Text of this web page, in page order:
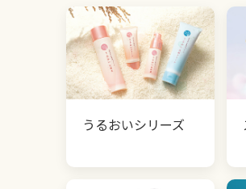
うるおいシリーズ